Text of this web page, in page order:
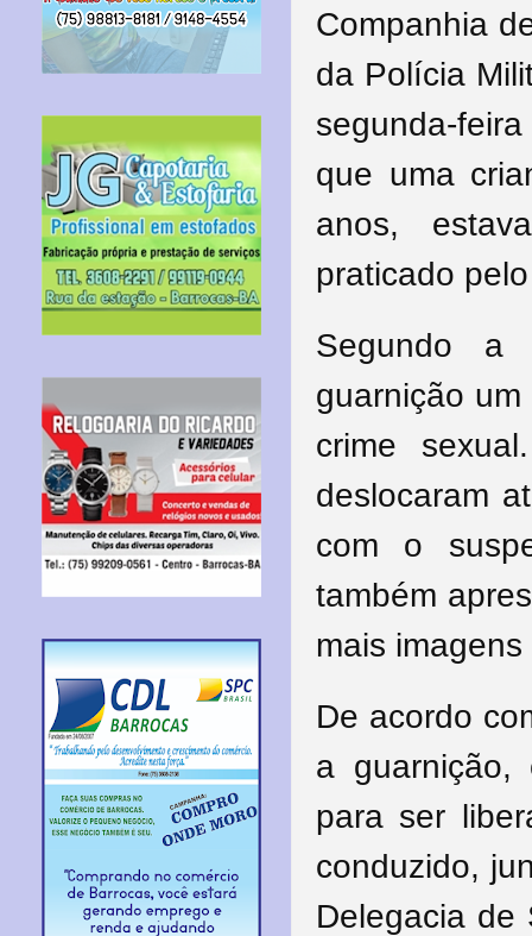
Companhia
da Polícia
segunda-
que uma
anos,
praticado
Segundo a
guarnição
crime
deslocaram
com o
também
mais
De acordo
a guarnição,
para ser
conduzido,
Delegacia de